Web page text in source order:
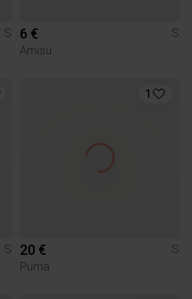
S
6 €
S
Amisu
S
1
20 €
S
Puma